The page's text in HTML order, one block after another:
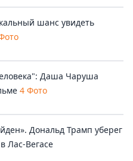
шанс увидеть
Даша Чаруша
4 Фото
Дональд Трамп уберег
Лас-Вегасе